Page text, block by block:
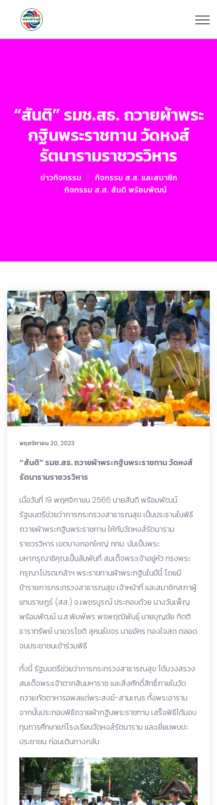
“สันติ” รมช.สธ. ถวายผ้าพระ
กฐินพระราชทาน วัดหงส์
รัตนารามราชวรวิหาร
ข่าวกิจกรรม
กิจกรรม ส.ส. และสมาชิก
กิจกรรม ส.ส. สันติ พร้อมพัฒน์
พฤศจิกายน 20, 2023
“สันติ” รมช.สธ. ถวายผ้าพระกฐินพระราชทาน วัดหงส์
รัตนารามราชวรวิหาร
เมื่อวันที่ 19 พฤศจิกายน 2566 นายสันติ พร้อมพัฒน์
รัฐมนตรีช่วยว่าการกระทรวงสาธารณสุข เป็นประธานในพิธี
ถวายผ้าพระกฐินพระราชทาน ให้กับวัดหงส์รัตนาราม
ราชวรวิหาร เขตบางกอกใหญ่ กทม. นับเป็นพระ
มหากรุณาธิคุณเป็นล้นพ้นที่ สมเด็จพระเจ้าอยู่หัว ทรงพระ
กรุณาโปรดเกล้าฯ พระราขทานผ้าพระกฐินในปีนี้ โดยมี
ข้าราชการกระทรวงสาธารณสุข เจ้าหน้าที่ และสมาชิกสภาผู้
แทนราษฎร์ (สส.) จ.เพชรบูรณ์ ประกอบด้วย นางวันเพ็ญ
พร้อมพัฒน์ น.ส.พิมพ์พร พรพฤฒิพันธุ์ นายบุญชัย กิตติ
ธาราทรัพย์ นายวรโชติ สุคนธ์ขจร นายอัคร ทองใจสด ตลอด
จนประชาชนเข้าร่วมพิธี
ทั้งนี้ รัฐมนตรีช่วยว่าการกระทรวงสาธารณสุข ได้บวงสรวง
สมเด็จพระเจ้าตากสินมหาราช และสิ่งศักดิ์สิทธิ์ภายในวัด
ถวายภัตตาหารอพลแด่พระสงฆ์-สามเณร ทั้งพระอาราม
จากนั้นประกอบพิธีถวายผ้ากฐินพระราชทาน เสร็จพิธีได้มอบ
ทุนการศึกษาแก่โรงเรียนวัดหงส์รัตนาราม และเยี่ยมพบปะ
ประชาชน ก่อนเดินทางกลับ